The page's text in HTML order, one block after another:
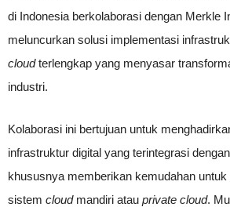
di Indonesia berkolaborasi dengan Merkle
meluncurkan solusi implementasi
cloudterlengkap yang menyasar
industri.
Kolaborasi ini bertujuan untuk
infrastruktur digital yang terintegrasi
khususnya memberikan kemudahan
sistem cloudmandiri atau private cloud.